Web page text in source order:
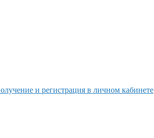
и регистрация в личном кабинете